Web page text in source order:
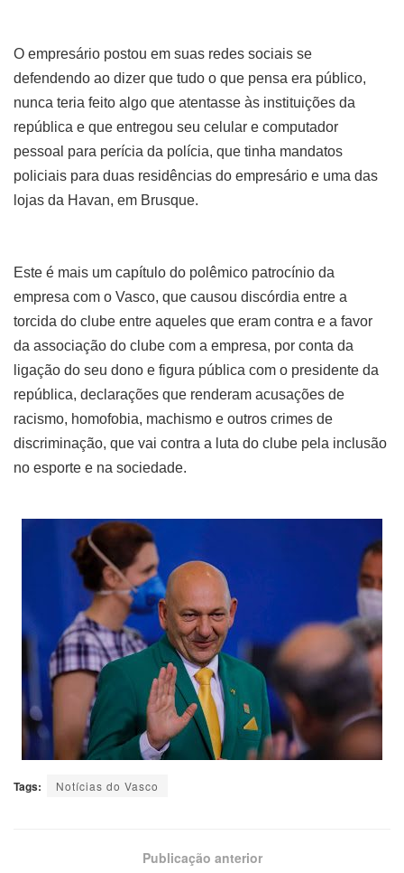
O empresário postou em suas redes sociais se
defendendo ao dizer que tudo o que pensa era público,
nunca teria feito algo que atentasse às instituições da
república e que entregou seu celular e computador
pessoal para perícia da polícia, que tinha mandatos
policiais para duas residências do empresário e uma das
lojas da Havan, em Brusque.
Este é mais um capítulo do polêmico patrocínio da
empresa com o Vasco, que causou discórdia entre a
torcida do clube entre aqueles que eram contra e a favor
da associação do clube com a empresa, por conta da
ligação do seu dono e figura pública com o presidente da
república, declarações que renderam acusações de
racismo, homofobia, machismo e outros crimes de
discriminação, que vai contra a luta do clube pela inclusão
no esporte e na sociedade.
Tags: Notícias do Vasco
Publicação anterior